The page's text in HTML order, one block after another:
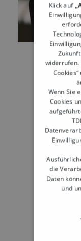
gilt bei
In der
2020
egal ob
Gänge-
gibt es
Klick auf
widerrufen.
Wenn Sie
Cookies
die
Daten
und